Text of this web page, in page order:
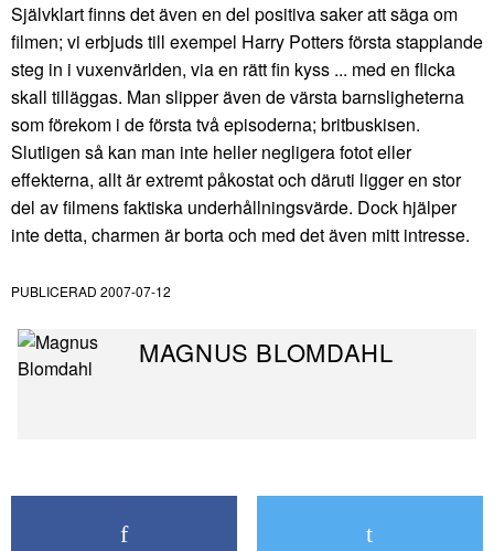
Självklart finns det även en del positiva saker att säga om
filmen; vi erbjuds till exempel Harry Potters första stapplande
steg in i vuxenvärlden, via en rätt fin kyss ... med en flicka
skall tilläggas. Man slipper även de värsta barnsligheterna
som förekom i de första två episoderna; britbuskisen.
Slutligen så kan man inte heller negligera fotot eller
effekterna, allt är extremt påkostat och däruti ligger en stor
del av filmens faktiska underhållningsvärde. Dock hjälper
inte detta, charmen är borta och med det även mitt intresse.
PUBLICERAD 2007-07-12
MAGNUS BLOMDAHL